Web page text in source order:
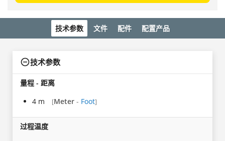
技术参数 文件 配件 配置产品
技术参数
量程 - 距离
4 m
[Meter - Foot]
过程温度